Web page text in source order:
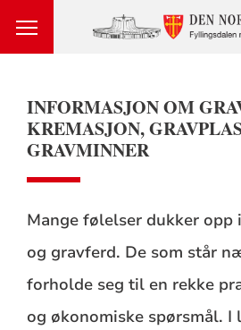
INFORMASJON OM
KREMASJON,
GRAVMINNER
Mange følelser dukker opp
og gravferd. De som står
forholde seg til en rekke
og økonomiske spørsmål.